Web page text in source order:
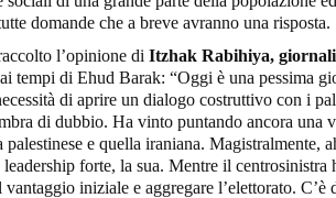
domande che a breve avranno una risposta.
l’opinione di Itzhak Rabihiya,
ai tempi di Ehud Barak: “Oggi è una pessima
di aprire un dialogo costruttivo con i
di dubbio. Ha vinto puntando ancora una
palestinese e quella iraniana. Magistralmente,
forte, la sua. Mentre il
iniziale e aggregare l’elettorato. C’è